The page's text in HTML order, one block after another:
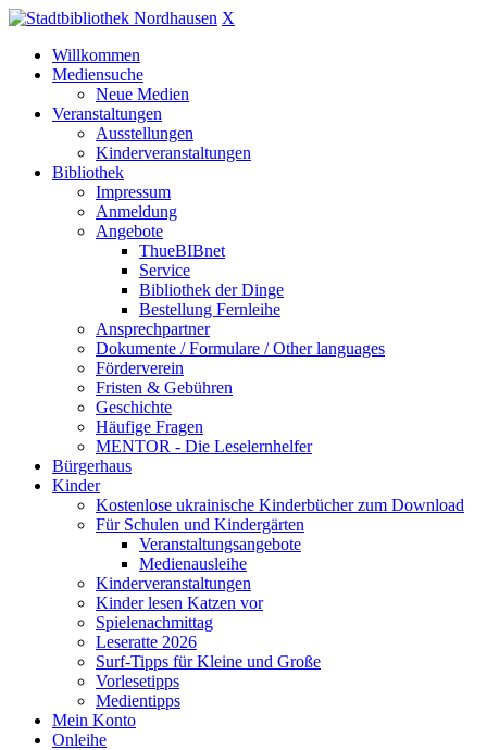
X
Willkommen
Mediensuche
Neue Medien
Veranstaltungen
Ausstellungen
Kinderveranstaltungen
Bibliothek
Impressum
Anmeldung
Angebote
ThueBIBnet
Service
Bibliothek der Dinge
Bestellung Fernleihe
Ansprechpartner
Dokumente / Formulare / Other languages
Förderverein
Fristen & Gebühren
Geschichte
Häufige Fragen
MENTOR - Die Leselernhelfer
Bürgerhaus
Kinder
Kostenlose ukrainische Kinderbücher zum Download
Für Schulen und Kindergärten
Veranstaltungsangebote
Medienausleihe
Kinderveranstaltungen
Kinder lesen Katzen vor
Spielenachmittag
Leseratte 2026
Surf-Tipps für Kleine und Große
Vorlesetipps
Medientipps
Mein Konto
Onleihe